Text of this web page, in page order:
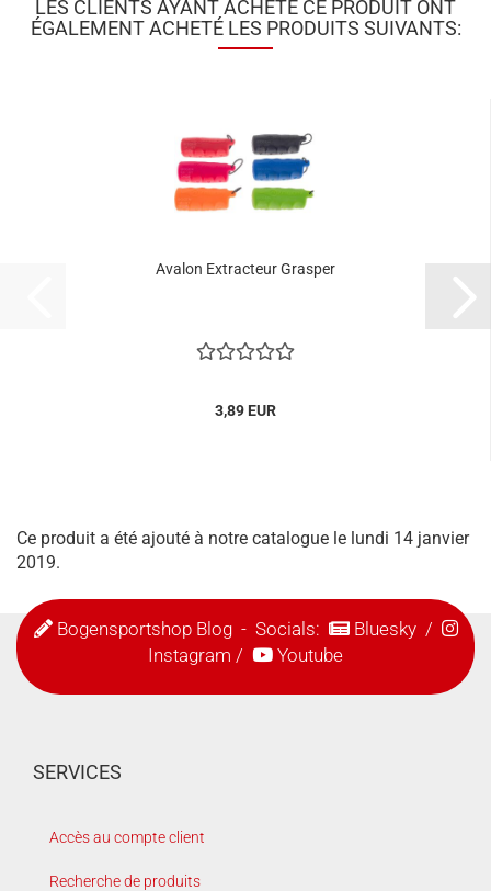
LES CLIENTS AYANT ACHETÉ CE PRODUIT ONT
ÉGALEMENT ACHETÉ LES PRODUITS SUIVANTS:
Avalon Extracteur Grasper
3,89 EUR
Ce produit a été ajouté à notre catalogue le lundi 14 janvier
2019.
Bogensportshop Blog- Socials: Bluesky/
Instagram / Youtube
SERVICES
Accès au compte client
Recherche de produits